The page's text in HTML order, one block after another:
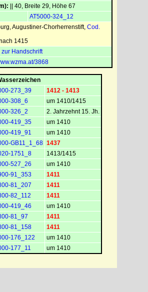
|| 40, Breite 29, Höhe 67
AT5000-324_12
Augustiner-Chorherrenstift, Cod.
1415
Handschrift
3868
273_39
1412 - 1413
308_6
um 1410/1415
326_2
2. Jahrzehnt 15. Jh.
419_35
um 1410
419_91
um 1410
GB11_1_68 1437
1751_8
1413/1415
527_26
um 1410
91_353
1411
81_207
1411
82_112
1411
419_46
um 1410
81_97
1411
81_158
1411
176_122
um 1410
177_11 um 1410